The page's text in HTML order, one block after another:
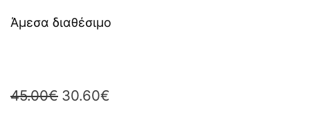
Άμεσα διαθέσιμο
45.00€ 30.60€